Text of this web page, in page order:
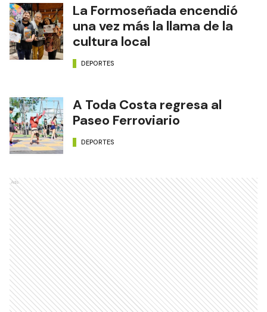
La Formoseñada encendió
una vez más la llama de la
cultura local
DEPORTES
A Toda Costa regresa al
Paseo Ferroviario
DEPORTES
Ads